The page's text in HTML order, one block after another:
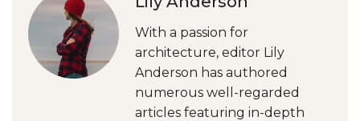
With a passion for
architecture, editor Lily
Anderson has authored
numerous well-regarded
articles featuring in-depth